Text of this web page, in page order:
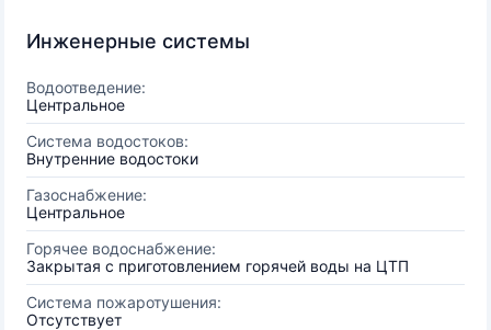
Инженерные системы
Водоотведение:
Центральное
Система водостоков:
Внутренние водостоки
Газоснабжение:
Центральное
Горячее водоснабжение:
Закрытая с приготовлением горячей воды на ЦТП
Система пожаротушения:
Отсутствует